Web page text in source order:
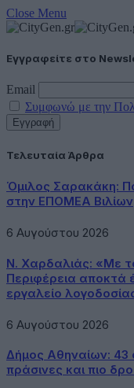
Close Menu
Εγγραφείτε στο
Email
Συμφωνώ με την
Τελευταία Άρθρα
Όμιλος Σαρακάκη:
στην ΕΠΟΜΕΑ Βιλίων
6 Αυγούστου 2026
Ν. Χαρδαλιάς: «Με
Περιφέρεια αποκτά
εργαλείο
6 Αυγούστου 2026
Δήμος Αθηναίων: 43
πράσινες και πιο